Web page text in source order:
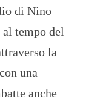
di Nino
tempo del
la
una
anche